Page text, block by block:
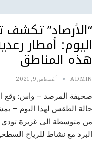
“الأرصاد”
اليوم: أمطار
هذه المناطق
ADMIN أغسطس 9, 2021
صحيفة المرصد – واس: وقع
حالة الطقس لهذا اليوم –
من متوسطة الى غزيرة
البرد مع نشاط للرياح